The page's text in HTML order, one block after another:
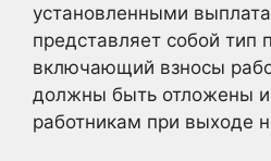
установленными
представляет собой тип
включающий взносы
должны быть отложены
работникам при выходе